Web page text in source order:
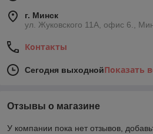
г. Минск
ул. Жуковского 11А, офис 6.,
Контакты
Сегодня выходнойПоказать
Отзывы о магазине
У компании пока нет отзывов,